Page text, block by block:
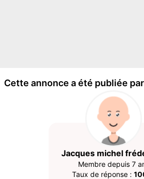
Cette annonce a été publiée par
Jacques michel
Membre depuis 7
Taux de réponse :